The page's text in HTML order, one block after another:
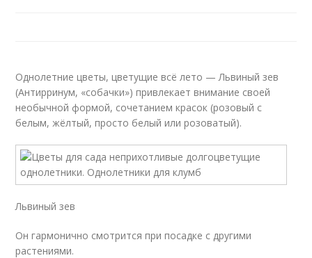
Однолетние цветы, цветущие всё лето — Львиный зев
(Антирринум, «собачки») привлекает внимание своей
необычной формой, сочетанием красок (розовый с
белым, жёлтый, просто белый или розоватый).
Львиный зев
Он гармонично смотрится при посадке с другими
растениями.